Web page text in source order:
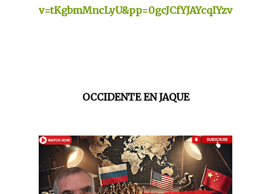
v=tKgbmMncLyU&pp=0gcJCfYJAYcqIYzv
OCCIDENTE EN JAQUE